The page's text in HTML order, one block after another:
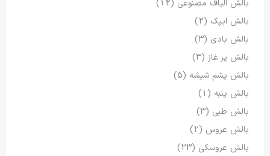
بالش الیاف مصنوعی (12)
بالش ایپک (2)
بالش بادی (3)
بالش پر غاز (3)
بالش پشم شیشه (5)
بالش پنبه (1)
بالش طبی (3)
بالش عروس (2)
بالش عروسکی (23)